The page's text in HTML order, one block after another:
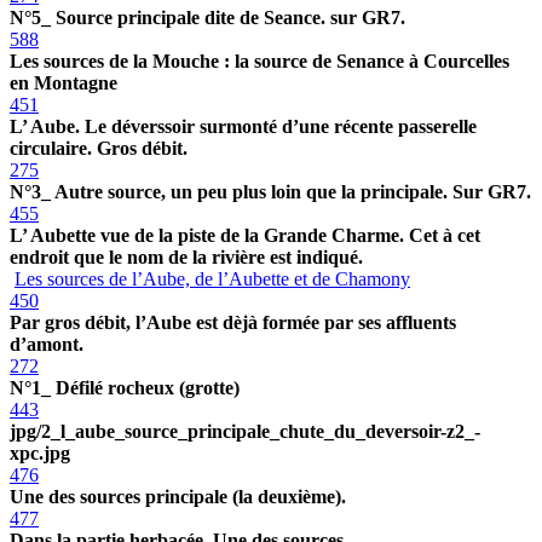
N°5_ Source principale dite de Seance. sur GR7.
588
Les sources de la Mouche : la source de Senance à Courcelles
en Montagne
451
L’ Aube. Le déverssoir surmonté d’une récente passerelle
circulaire. Gros débit.
275
N°3_ Autre source, un peu plus loin que la principale. Sur GR7.
455
L’ Aubette vue de la piste de la Grande Charme. Cet à cet
endroit que le nom de la rivière est indiqué.
Les sources de l’Aube, de l’Aubette et de Chamony
450
Par gros débit, l’Aube est dèjà formée par ses affluents
d’amont.
272
N°1_ Défilé rocheux (grotte)
443
jpg/2_l_aube_source_principale_chute_du_deversoir-z2_-
xpc.jpg
476
Une des sources principale (la deuxième).
477